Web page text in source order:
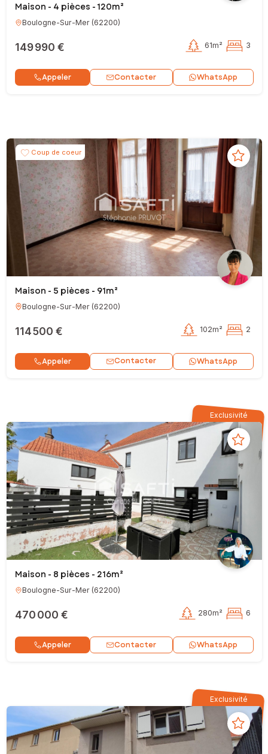
Maison - 4 pièces - 120m²
Boulogne-Sur-Mer(62200)
149 990 € 61m² 3
Appeler Contacter WhatsApp
Coup de coeur
Maison - 5 pièces - 91m²
Boulogne-Sur-Mer(62200)
114 500 € 102m² 2
Appeler Contacter WhatsApp
Exclusivité
Maison - 8 pièces - 216m²
Boulogne-Sur-Mer(62200)
470 000 € 280m² 6
Appeler Contacter WhatsApp
Exclusivité